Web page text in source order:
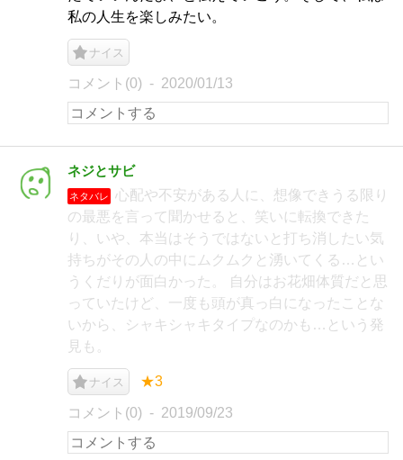
私の人生を楽しみたい。
ナイス
コメント(0) 2020/01/13
ネジとサビ
ネタバレ
心配や不安がある人に、想像できうる限り
の最悪を言って聞かせると、笑いに転換できた
り、いや、本当はそうではないと打ち消したい気
持ちがその人の中にムクムクと湧いてくる…とい
うくだりが面白かった。 自分はお花畑体質だと思
っていたけど、一度も頭が真っ白になったことな
いから、シャキシャキタイプなのかも…という発
見も。
ナイス ★3
コメント(0) 2019/09/23